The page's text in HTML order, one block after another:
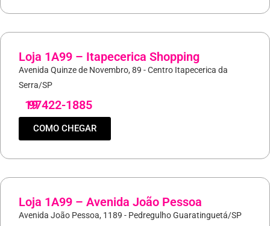
Loja 1A99 – Itapecerica Shopping
Avenida Quinze de Novembro, 89 - Centro Itapecerica da
Serra/SP
19
97422-1885
COMO CHEGAR
Loja 1A99 – Avenida João Pessoa
Avenida João Pessoa, 1189 - Pedregulho Guaratinguetá/SP